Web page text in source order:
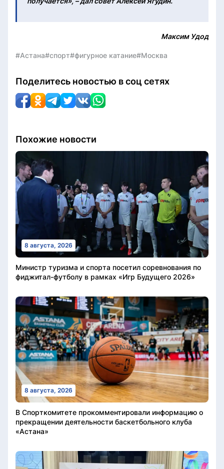
Максим Удод
#Астана#спорт#фигурное катание#Москва
Поделитесь новостью в соц сетях
Похожие новости
8 августа, 2026
Министр туризма и спорта посетил соревнования по
фиджитал-футболу в рамках «Игр Будущего 2026»
8 августа, 2026
В Спорткомитете прокомментировали информацию о
прекращении деятельности баскетбольного клуба
«Астана»